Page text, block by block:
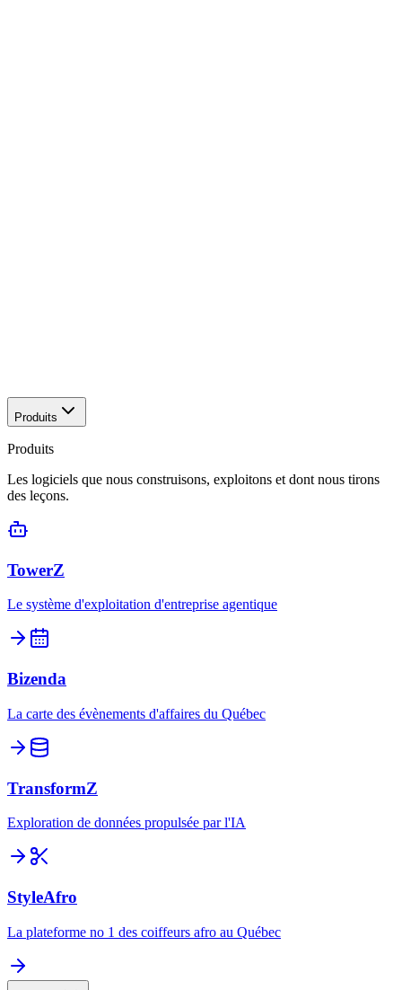
Produits
Produits
Les logiciels que nous construisons, exploitons et dont nous tirons
des leçons.
TowerZ
Le système d'exploitation d'entreprise agentique
Bizenda
La carte des évènements d'affaires du Québec
TransformZ
Exploration de données propulsée par l'IA
StyleAfro
La plateforme no 1 des coiffeurs afro au Québec